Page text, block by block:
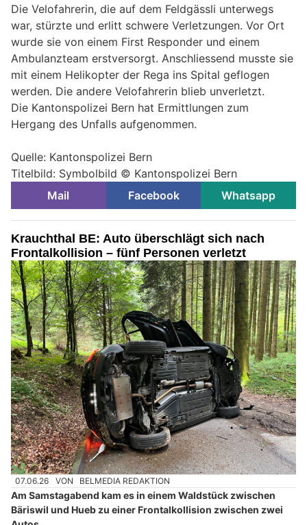
Die Velofahrerin, die auf dem Feldgässli unterwegs
war, stürzte und erlitt schwere Verletzungen. Vor Ort
wurde sie von einem First Responder und einem
Ambulanzteam erstversorgt. Anschliessend musste sie
mit einem Helikopter der Rega ins Spital geflogen
werden. Die andere Velofahrerin blieb unverletzt.
Die Kantonspolizei Bern hat Ermittlungen zum
Hergang des Unfalls aufgenommen.
Quelle: Kantonspolizei Bern
Titelbild: Symbolbild © Kantonspolizei Bern
Mail
Facebook Whatsapp
Krauchthal BE: Auto überschlägt sich nach
Frontalkollision – fünf Personen verletzt
07.06.26 VON BELMEDIA REDAKTION
Am Samstagabend kam es in einem Waldstück zwischen
Bäriswil und Hueb zu einer Frontalkollision zwischen zwei